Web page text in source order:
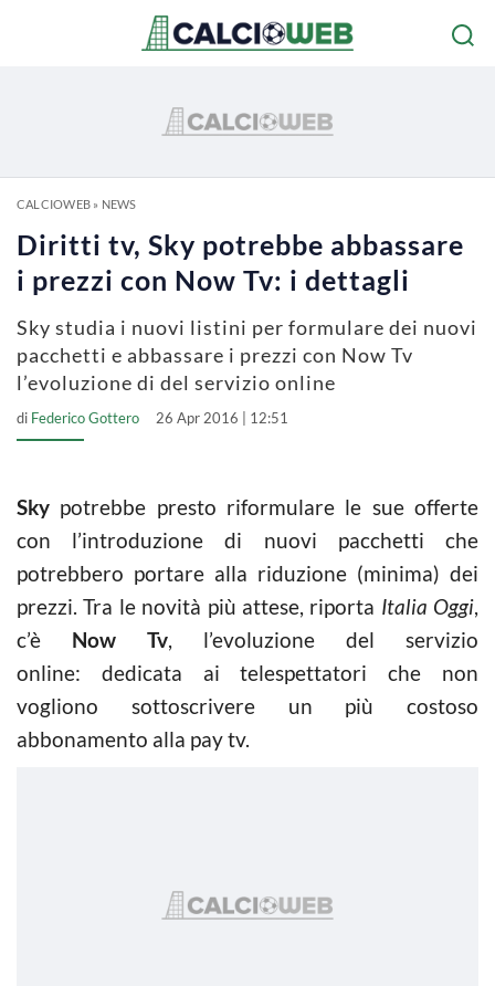
CALCIOWEB» NEWS
Diritti tv, Sky potrebbe abbassare
i prezzi con Now Tv: i dettagli
Sky studia i nuovi listini per formulare dei nuovi
pacchetti e abbassare i prezzi con Now Tv
l’evoluzione di del servizio online
di Federico Gottero 26 Apr 2016 | 12:51
Sky potrebbe presto riformulare le sue offerte
con l’introduzione di nuovi pacchetti che
potrebbero portare alla riduzione (minima) dei
prezzi. Tra le novità più attese, riporta Italia Oggi,
c’è Now Tv, l’evoluzione del servizio
online: dedicata ai telespettatori che non
vogliono sottoscrivere un più costoso
abbonamento alla pay tv.